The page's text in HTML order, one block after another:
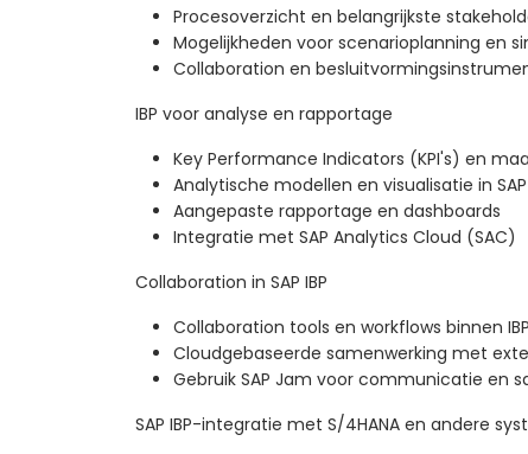
Procesoverzicht en belangrijkste
Mogelijkheden voor scenarioplanning en
Collaboration en
IBP voor analyse en rapportage
Key Performance Indicators (KPI's) en
Analytische modellen en visualisatie in SAP
Aangepaste rapportage en dashboards
Integratie met SAP Analytics Cloud (SAC)
Collaboration in SAP IBP
Collaboration tools en workflows binnen IBP
Cloudgebaseerde samenwerking met
Gebruik SAP Jam voor communicatie en
SAP IBP-integratie met S/4HANA en andere